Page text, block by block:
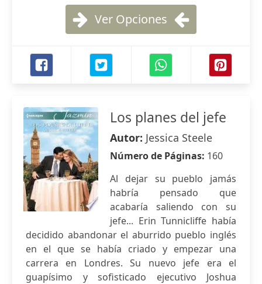
Ver Opciones
Los planes del jefe
Autor: Jessica Steele
Número de Páginas: 160
Al dejar su pueblo jamás
habría pensado que
acabaría saliendo con su
jefe... Erin Tunnicliffe había
decidido abandonar el aburrido pueblo inglés
en el que se había criado y empezar una
carrera en Londres. Su nuevo jefe era el
guapísimo y sofisticado ejecutivo Joshua